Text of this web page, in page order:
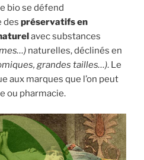
bio se défend
des préservatifs en
avec substances
naturelles, déclinés en
grandes tailles…). Le
aux marques que l’on peut
ou pharmacie.